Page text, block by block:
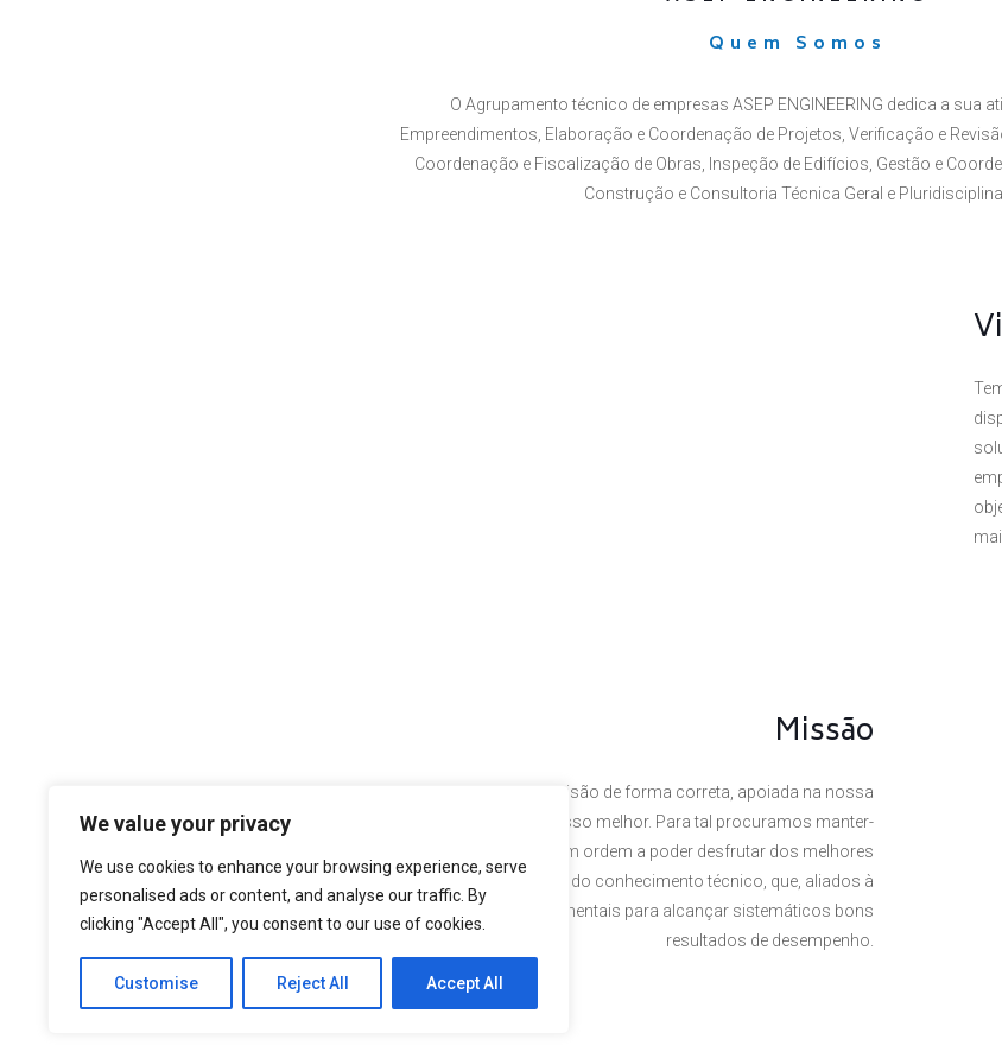
We value your privacy
We use cookies to enhance your browsing experience, serve
personalised ads or content, and analyse our traffic. By
clicking "Accept All", you consent to our use of cookies.
Customise Reject All Accept All
Quem Somos
O Agrupamento técnico de empresas ASEP ENGINEERING dedica a sua
Empreendimentos, Elaboração e Coordenação de Projetos, Verificação e
Coordenação e Fiscalização de Obras, Inspeção de Edifícios, Gestão e
Construção e Consultoria Técnica Geral e
Missão
Temos por Missão desempenhar a nossa visão de forma correta, apoiada na nossa
cultura organizacional, dando sempre o nosso melhor. Para tal procuramos manter-
nos atualizados face ao estado da arte, em ordem a poder desfrutar dos melhores
níveis de eficiência e de elevado domínio do conhecimento técnico, que, aliados à
nossa larga experiência são fundamentais para alcançar sistemáticos bons
resultados de desempenho.